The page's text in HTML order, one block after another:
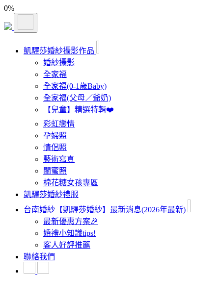
0%
凱驛莎婚紗攝影作品
婚紗攝影
全家福
全家福(0-1歲Baby)
全家福(父母／爺奶)
【兒童】精選特輯❤️
彩虹戀情
孕婦照
情侶照
藝術寫真
閨蜜照
棉花糖女孩專區
凱驛莎婚紗禮服
台南婚紗【凱驛莎婚紗】最新消息(2026年最新)
最新優惠方案🎉
婚禮小知識tips!
客人好評推薦
聯絡我們